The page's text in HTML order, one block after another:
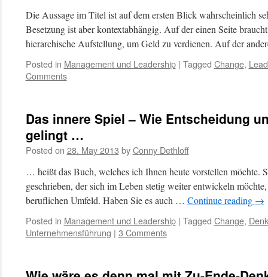
Die Aussage im Titel ist auf dem ersten Blick wahrscheinlich
Besetzung ist aber kontextabhängig. Auf der einen Seite
hierarchische Aufstellung, um Geld zu verdienen. Auf der
Posted in Management und Leadership | Tagged Change,
Comments
Das innere Spiel – Wie Entscheidung
gelingt …
Posted on 28. May 2013 by Conny Dethloff
… heißt das Buch, welches ich Ihnen heute vorstellen möchte.
geschrieben, der sich im Leben stetig weiter entwickeln
beruflichen Umfeld. Haben Sie es auch … Continue reading →
Posted in Management und Leadership | Tagged Change,
Unternehmensführung | 3 Comments